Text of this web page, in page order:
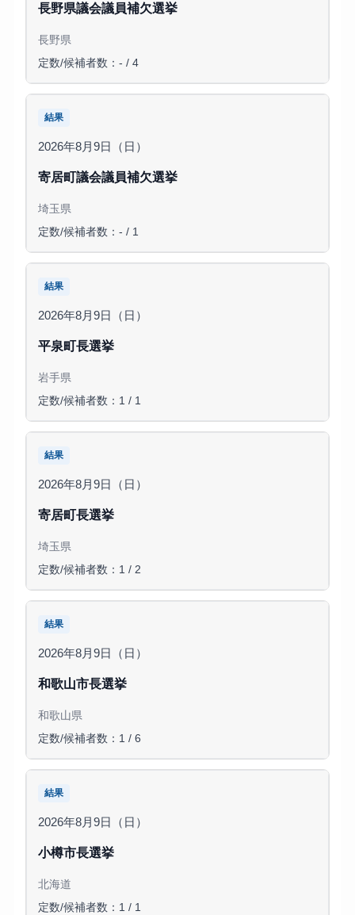
長野県議会議員補欠選挙
長野県
定数/候補者数：- / 4
結果
2026年8月9日（日）
寄居町議会議員補欠選挙
埼玉県
定数/候補者数：- / 1
結果
2026年8月9日（日）
平泉町長選挙
岩手県
定数/候補者数：1 / 1
結果
2026年8月9日（日）
寄居町長選挙
埼玉県
定数/候補者数：1 / 2
結果
2026年8月9日（日）
和歌山市長選挙
和歌山県
定数/候補者数：1 / 6
結果
2026年8月9日（日）
小樽市長選挙
北海道
定数/候補者数：1 / 1